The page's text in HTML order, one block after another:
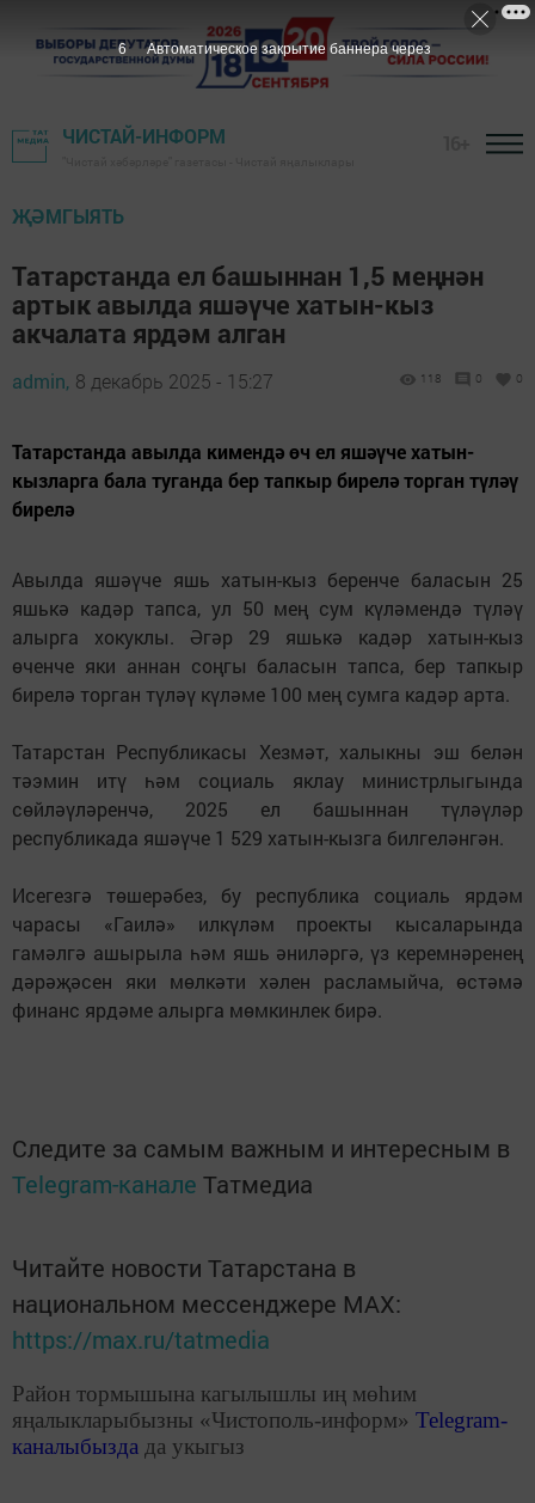
ЧИСТАЙ-ИНФОРМ
ҖӘМГЫЯТЬ
Татарстанда ел башыннан 1,5 меңнән
артык авылда яшәүче хатын-кыз
акчалата ярдәм алган
admin, 8 декабрь 2025 - 15:27 118 0 0
Татарстанда авылда кимендә өч ел яшәүче хатын-
кызларга бала туганда бер тапкыр бирелә торган түләү
бирелә
Авылда яшәүче яшь хатын-кыз беренче баласын 25
яшькә кадәр тапса, ул 50 мең сум күләмендә түләү
алырга хокуклы. Әгәр 29 яшькә кадәр хатын-кыз
өченче яки аннан соңгы баласын тапса, бер тапкыр
бирелә торган түләү күләме 100 мең сумга кадәр арта.
Татарстан Республикасы Хезмәт, халыкны эш белән
тәэмин итү һәм социаль яклау министрлыгында
сөйләүләренчә, 2025 ел башыннан түләүләр
республикада яшәүче 1 529 хатын-кызга билгеләнгән.
Исегезгә төшерәбез, бу республика социаль ярдәм
чарасы «Гаилә» илкүләм проекты кысаларында
гамәлгә ашырыла һәм яшь әниләргә, үз керемнәренең
дәрәҗәсен яки мөлкәти хәлен расламыйча, өстәмә
финанс ярдәме алырга мөмкинлек бирә.
Следите за самым важным и интересным в
Telegram-канале Татмедиа
Читайте новости Татарстана в
национальном мессенджере MАХ:
https://max.ru/tatmedia
Район тормышына кагылышлы иң мөһим
яңалыкларыбызны «Чистополь-информ» Telegram-
каналыбызда да укыгыз
5 Автоматическое закрытие баннера через